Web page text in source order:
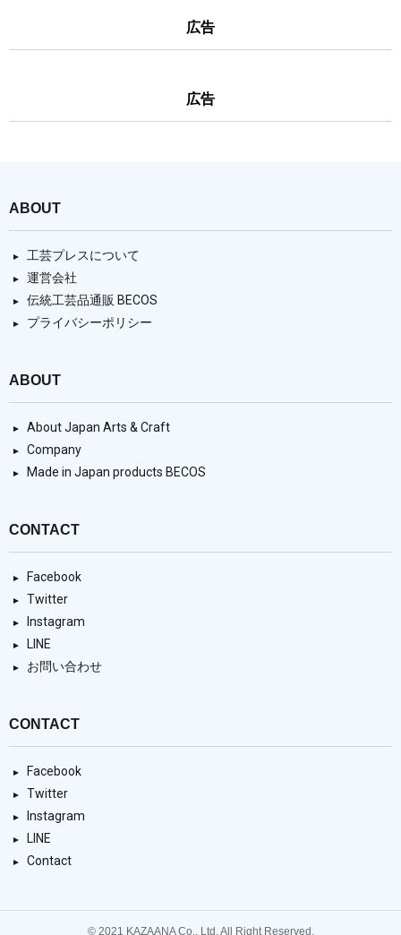
広告
広告
ABOUT
工芸プレスについて
運営会社
伝統工芸品通販 BECOS
プライバシーポリシー
ABOUT
About Japan Arts & Craft
Company
Made in Japan products BECOS
CONTACT
Facebook
Twitter
Instagram
LINE
お問い合わせ
CONTACT
Facebook
Twitter
Instagram
LINE
Contact
© 2021 KAZAANA Co., Ltd. All Right Reserved.